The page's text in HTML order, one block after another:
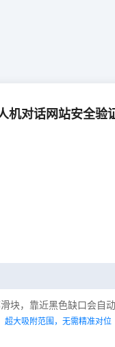
机对话网站安全验
块，靠近黑色缺口会自
超大吸附范围，无需精准对位